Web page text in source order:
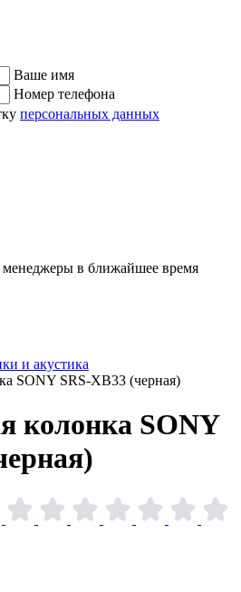
Ваше имя
Номер телефона
персональных данных
в ближайшее время
и акустика
SONY SRS-XB33 (черная)
колонка SONY